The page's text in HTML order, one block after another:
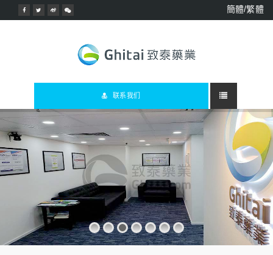
簡體/繁體
联系我们